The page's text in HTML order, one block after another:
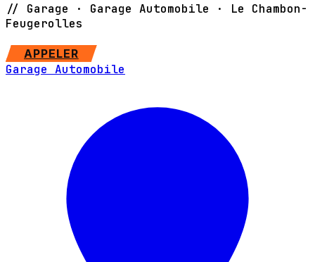
// Garage · Garage Automobile · Le Chambon-
Feugerolles
APPELER
Garage Automobile